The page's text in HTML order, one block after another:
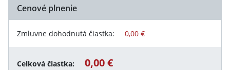
Cenové plnenie
Zmluvne dohodnutá čiastka: 0,00 €
Celková čiastka: 0,00 €